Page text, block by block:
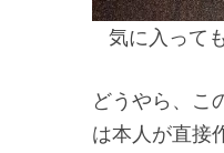
気に入って
どうやら、こ
は本人が直接